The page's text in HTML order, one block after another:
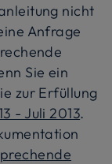
nicht
Anfrage
Sie ein
zur Erfüllung
- Juli 2013.